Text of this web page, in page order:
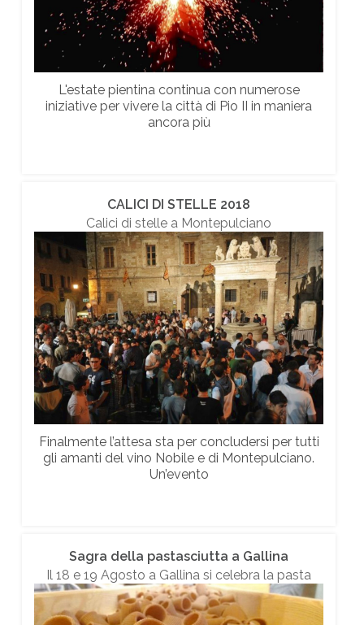
L'estate pientina continua con numerose
iniziative per vivere la città di Pio II in maniera
ancora più
CALICI DI STELLE 2018
Calici di stelle a Montepulciano
Finalmente l’attesa sta per concludersi per tutti
gli amanti del vino Nobile e di Montepulciano.
Un’evento
Sagra della pastasciutta a Gallina
Il 18 e 19 Agosto a Gallina si celebra la pasta